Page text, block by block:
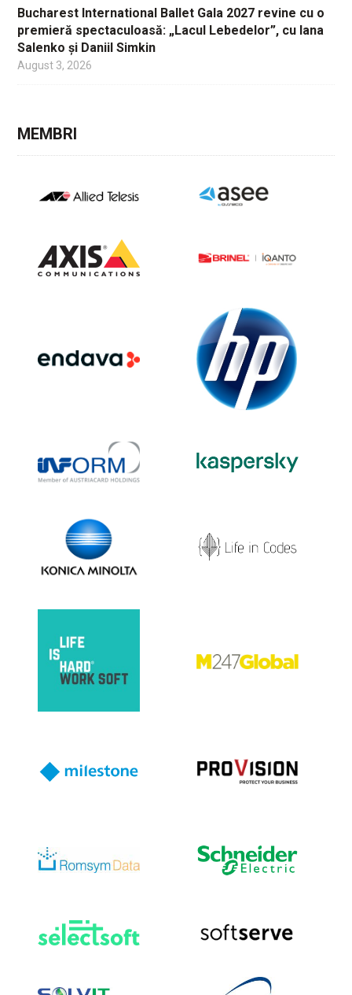
Bucharest International Ballet Gala 2027 revine cu o
premieră spectaculoasă: „Lacul Lebedelor”, cu Iana
Salenko și Daniil Simkin
August 3, 2026
MEMBRI